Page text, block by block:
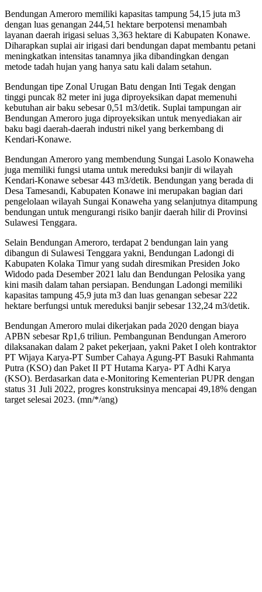
Bendungan Ameroro memiliki kapasitas tampung 54,15 juta m3
dengan luas genangan 244,51 hektare berpotensi menambah
layanan daerah irigasi seluas 3,363 hektare di Kabupaten Konawe.
Diharapkan suplai air irigasi dari bendungan dapat membantu petani
meningkatkan intensitas tanamnya jika dibandingkan dengan
metode tadah hujan yang hanya satu kali dalam setahun.
Bendungan tipe Zonal Urugan Batu dengan Inti Tegak dengan
tinggi puncak 82 meter ini juga diproyeksikan dapat memenuhi
kebutuhan air baku sebesar 0,51 m3/detik. Suplai tampungan air
Bendungan Ameroro juga diproyeksikan untuk menyediakan air
baku bagi daerah-daerah industri nikel yang berkembang di
Kendari-Konawe.
Bendungan Ameroro yang membendung Sungai Lasolo Konaweha
juga memiliki fungsi utama untuk mereduksi banjir di wilayah
Kendari-Konawe sebesar 443 m3/detik. Bendungan yang berada di
Desa Tamesandi, Kabupaten Konawe ini merupakan bagian dari
pengelolaan wilayah Sungai Konaweha yang selanjutnya ditampung
bendungan untuk mengurangi risiko banjir daerah hilir di Provinsi
Sulawesi Tenggara.
Selain Bendungan Ameroro, terdapat 2 bendungan lain yang
dibangun di Sulawesi Tenggara yakni, Bendungan Ladongi di
Kabupaten Kolaka Timur yang sudah diresmikan Presiden Joko
Widodo pada Desember 2021 lalu dan Bendungan Pelosika yang
kini masih dalam tahan persiapan. Bendungan Ladongi memiliki
kapasitas tampung 45,9 juta m3 dan luas genangan sebesar 222
hektare berfungsi untuk mereduksi banjir sebesar 132,24 m3/detik.
Bendungan Ameroro mulai dikerjakan pada 2020 dengan biaya
APBN sebesar Rp1,6 triliun. Pembangunan Bendungan Ameroro
dilaksanakan dalam 2 paket pekerjaan, yakni Paket I oleh kontraktor
PT Wijaya Karya-PT Sumber Cahaya Agung-PT Basuki Rahmanta
Putra (KSO) dan Paket II PT Hutama Karya- PT Adhi Karya
(KSO). Berdasarkan data e-Monitoring Kementerian PUPR dengan
status 31 Juli 2022, progres konstruksinya mencapai 49,18% dengan
target selesai 2023. (mn/*/ang)